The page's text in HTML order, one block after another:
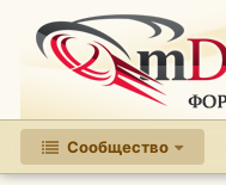
Сообщество